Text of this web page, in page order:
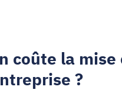
coûte la
?